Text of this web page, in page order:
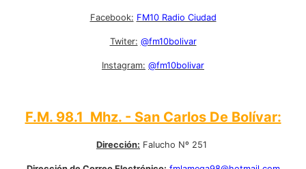
Facebook: FM10 Radio Ciudad
Twiter: @fm10bolivar
Instagram: @fm10bolivar
F.M. 98.1 Mhz. - San Carlos De Bolívar:
Dirección: Falucho Nº 251